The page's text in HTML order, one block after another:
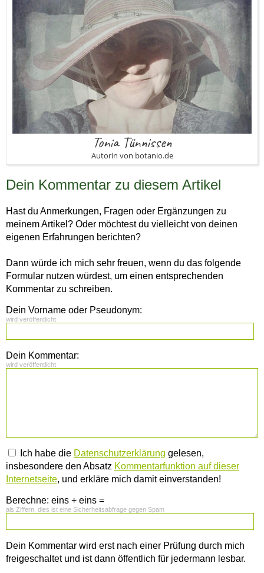
Tonia Tünnissen
Autorin von botanio.de
Dein Kommentar zu diesem Artikel
Hast du Anmerkungen, Fragen oder Ergänzungen zu
meinem Artikel? Oder möchtest du vielleicht von deinen
eigenen Erfahrungen berichten?
Dann würde ich mich sehr freuen, wenn du das folgende
Formular nutzen würdest, um einen entsprechenden
Kommentar zu schreiben.
Dein Vorname oder Pseudonym:
wird veröffentlicht
Dein Kommentar:
wird veröffentlicht
Ich habe die Datenschutzerklärung gelesen,
insbesondere den Absatz Kommentarfunktion auf dieser
Internetseite, und erkläre mich damit einverstanden!
Berechne: eins + eins =
als Ziffern, dies ist eine Sicherheitsabfrage gegen Spam
Dein Kommentar wird erst nach einer Prüfung durch mich
freigeschaltet und ist dann öffentlich für jedermann lesbar.